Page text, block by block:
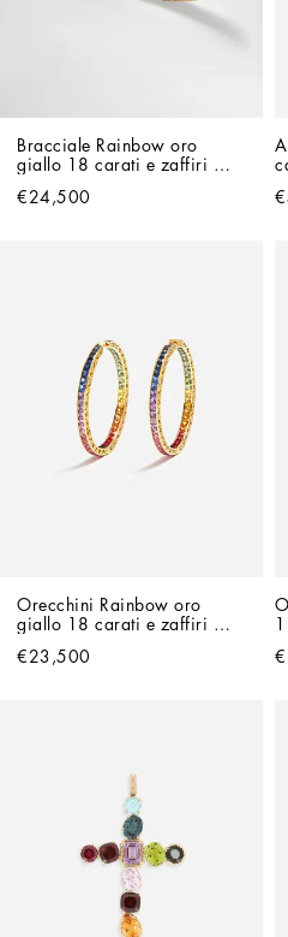
Bracciale Rainbow oro
giallo 18 carati e zaffiri
€24,500
Orecchini Rainbow oro
giallo 18 carati e zaffiri
€23,500